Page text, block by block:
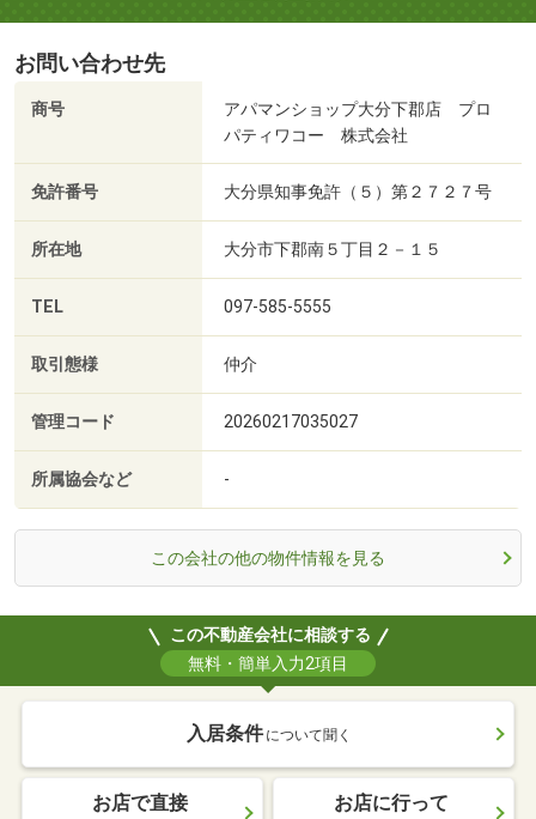
お問い合わせ先
商号
アパマンショップ大分下郡店 プロ
パティワコー 株式会社
免許番号 大分県知事免許（５）第２７２７号
所在地 大分市下郡南５丁目２－１５
TEL 097-585-5555
取引態様 仲介
管理コード 20260217035027
所属協会など -
この会社の他の物件情報を見る
この不動産会社に相談する
無料・簡単入力2項目
入居条件 について聞く
お店で直接 お店に行って